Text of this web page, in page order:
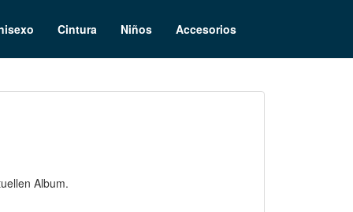
Cintura Niños Accesorios
Album.